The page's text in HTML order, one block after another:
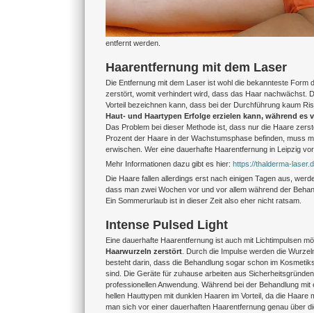
entfernt werden.
Haarentfernung mit dem Laser
Die Entfernung mit dem Laser ist wohl die bekannteste
zerstört, womit verhindert wird, dass das Haar nachwächst.
Vorteil bezeichnen kann, dass bei der Durchführung kaum
Haut- und Haartypen Erfolge erzielen kann, während
Das Problem bei dieser Methode ist, dass nur die Haare
Prozent der Haare in der Wachstumsphase befinden, muss
erwischen. Wer eine dauerhafte Haarentfernung in Leipzig
Mehr Informationen dazu gibt es hier: https://thalderma-
Die Haare fallen allerdings erst nach einigen Tagen aus,
dass man zwei Wochen vor und vor allem während der
Ein Sommerurlaub ist in dieser Zeit also eher nicht ratsam.
Intense Pulsed Light
Eine dauerhafte Haarentfernung ist auch mit Lichtimpulsen
Haarwurzeln zerstört . Durch die Impulse werden die
besteht darin, dass die Behandlung sogar schon im
sind. Die Geräte für zuhause arbeiten aus
professionellen Anwendung. Während bei der Behandlung
hellen Hauttypen mit dunklen Haaren im Vorteil, da die
man sich vor einer dauerhaften Haarentfernung genau über